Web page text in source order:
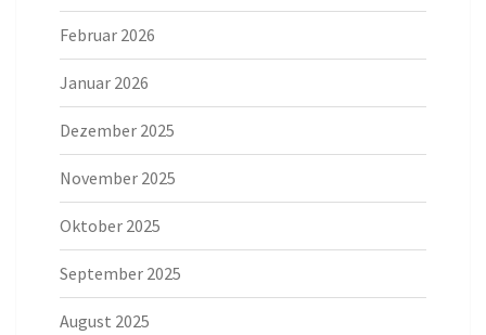
Februar 2026
Januar 2026
Dezember 2025
November 2025
Oktober 2025
September 2025
August 2025